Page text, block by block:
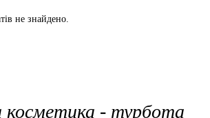
не знайдено.
косметика - турбота